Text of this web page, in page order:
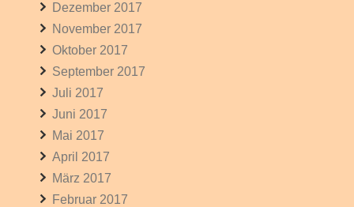
Dezember 2017
November 2017
Oktober 2017
September 2017
Juli 2017
Juni 2017
Mai 2017
April 2017
März 2017
Februar 2017